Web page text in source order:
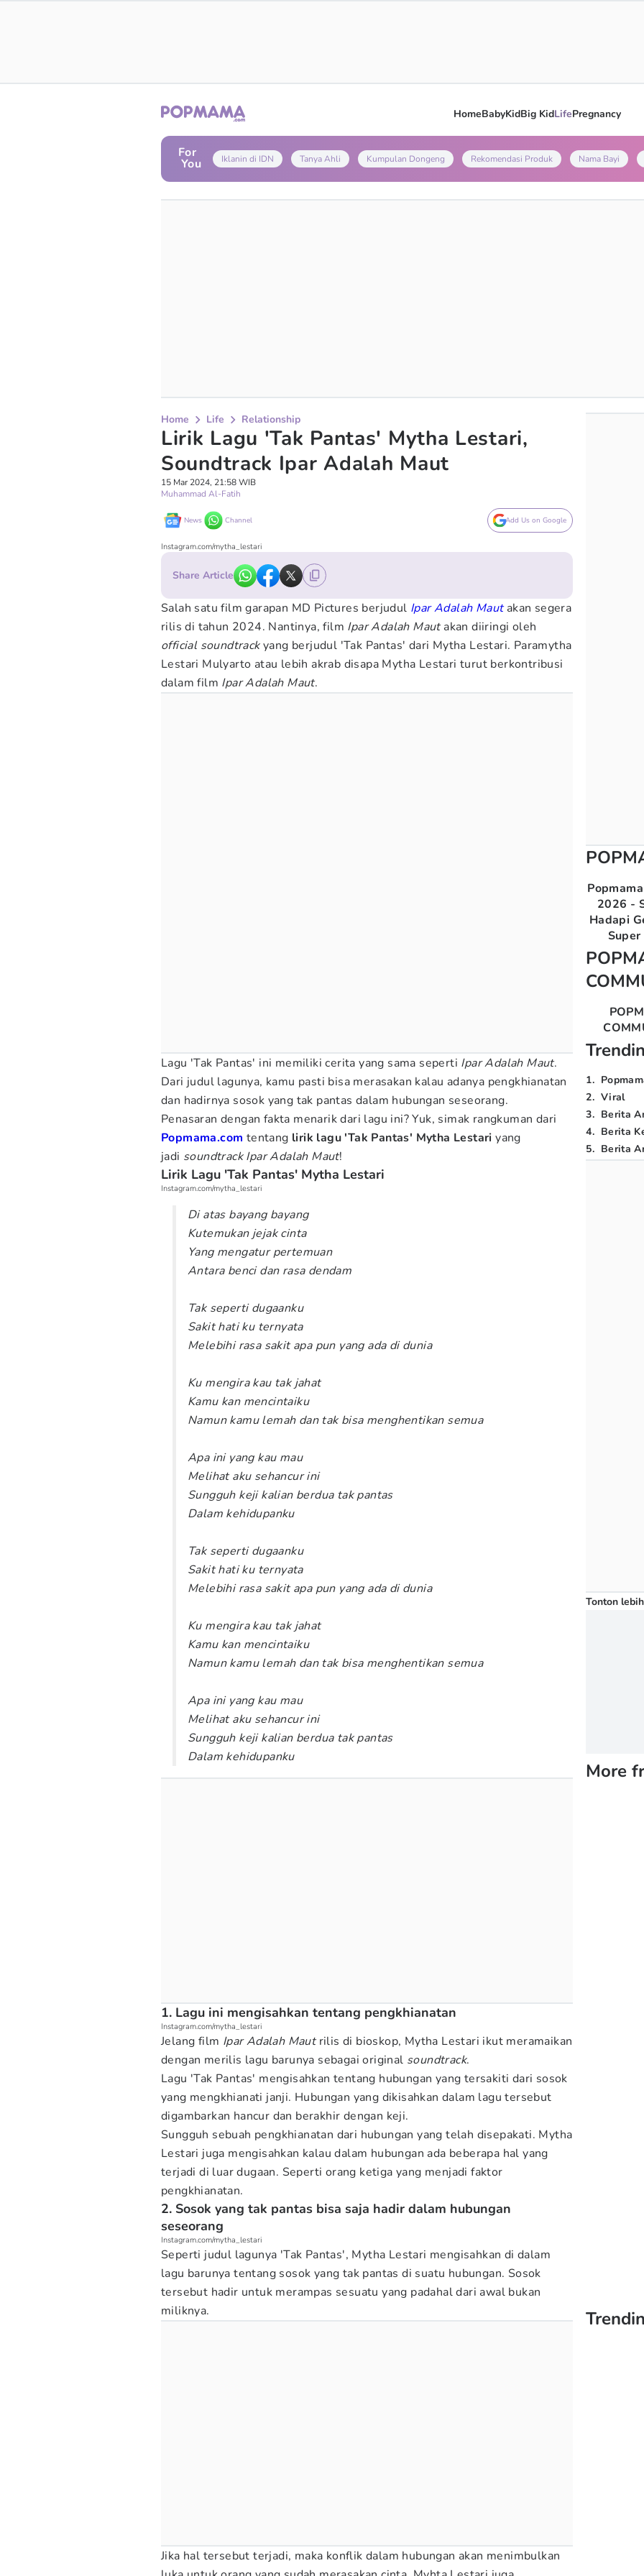
HomeBabyKidBig KidLifePregnancy
For
You Iklanin di IDN Tanya Ahli Kumpulan Dongeng Rekomendasi Produk Nama Bayi
Home Life Relationship
Lirik Lagu 'Tak Pantas' Mytha Lestari,
Soundtrack Ipar Adalah Maut
15 Mar 2024, 21:58 WIB
Muhammad Al-Fatih
News Channel Add Us on Google
Instagram.com/mytha_lestari
Share Article
Salah satu film garapan MD Pictures berjudul Ipar Adalah Maut akan segera
rilis di tahun 2024. Nantinya, film Ipar Adalah Mautakan diiringi oleh
official soundtrackyang berjudul 'Tak Pantas' dari Mytha Lestari. Paramytha
Lestari Mulyarto atau lebih akrab disapa Mytha Lestari turut berkontribusi
dalam film Ipar Adalah Maut.
Lagu 'Tak Pantas' ini memiliki cerita yang sama seperti Ipar Adalah Maut.
Dari judul lagunya, kamu pasti bisa merasakan kalau adanya pengkhianatan
dan hadirnya sosok yang tak pantas dalam hubungan seseorang.
Penasaran dengan fakta menarik dari lagu ini? Yuk, simak rangkuman dari
Popmama.com tentang lirik lagu 'Tak Pantas' Mytha Lestariyang
jadi soundtrack Ipar Adalah Maut!
Lirik Lagu 'Tak Pantas' Mytha Lestari
Instagram.com/mytha_lestari
Di atas bayang bayang
Kutemukan jejak cinta
Yang mengatur pertemuan
Antara benci dan rasa dendam
Tak seperti dugaanku
Sakit hati ku ternyata
Melebihi rasa sakit apa pun yang ada di dunia
Ku mengira kau tak jahat
Kamu kan mencintaiku
Namun kamu lemah dan tak bisa menghentikan semua
Apa ini yang kau mau
Melihat aku sehancur ini
Sungguh keji kalian berdua tak pantas
Dalam kehidupanku
Tak seperti dugaanku
Sakit hati ku ternyata
Melebihi rasa sakit apa pun yang ada di dunia
Ku mengira kau tak jahat
Kamu kan mencintaiku
Namun kamu lemah dan tak bisa menghentikan semua
Apa ini yang kau mau
Melihat aku sehancur ini
Sungguh keji kalian berdua tak pantas
Dalam kehidupanku
1. Lagu ini mengisahkan tentang pengkhianatan
Instagram.com/mytha_lestari
Jelang film Ipar Adalah Mautrilis di bioskop, Mytha Lestari ikut meramaikan
dengan merilis lagu barunya sebagai original soundtrack.
Lagu 'Tak Pantas' mengisahkan tentang hubungan yang tersakiti dari sosok
yang mengkhianati janji. Hubungan yang dikisahkan dalam lagu tersebut
digambarkan hancur dan berakhir dengan keji.
Sungguh sebuah pengkhianatan dari hubungan yang telah disepakati. Mytha
Lestari juga mengisahkan kalau dalam hubungan ada beberapa hal yang
terjadi di luar dugaan. Seperti orang ketiga yang menjadi faktor
pengkhianatan.
2. Sosok yang tak pantas bisa saja hadir dalam hubungan
seseorang
Instagram.com/mytha_lestari
Seperti judul lagunya 'Tak Pantas', Mytha Lestari mengisahkan di dalam
lagu barunya tentang sosok yang tak pantas di suatu hubungan. Sosok
tersebut hadir untuk merampas sesuatu yang padahal dari awal bukan
miliknya.
Jika hal tersebut terjadi, maka konflik dalam hubungan akan menimbulkan
2026 -
Hadapi
1.
2. Viral
3. Berita
4. Berita
5. Berita
Tonton
More